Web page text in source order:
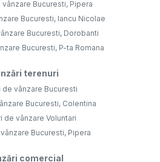
Bucuresti, Pipera
Bucuresti, Iancu Nicolae
Bucuresti, Dorobanti
Bucuresti, P-ta Romana
terenuri
de vânzare Bucuresti
Bucuresti, Colentina
de vânzare Voluntari
Bucuresti, Pipera
comercial